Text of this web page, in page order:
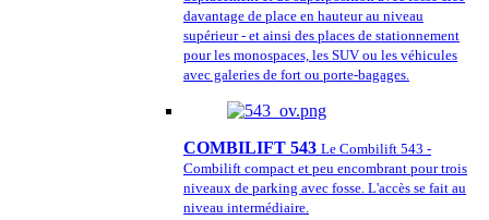
davantage de place en hauteur au niveau
supérieur - et ainsi des places de stationnement
pour les monospaces, les SUV ou les véhicules
avec galeries de fort ou porte-bagages.
COMBILIFT 543 Le Combilift 543 -
Combilift compact et peu encombrant pour trois
niveaux de parking avec fosse. L'accès se fait au
niveau intermédiaire.